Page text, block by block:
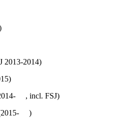
2013-2014)
, incl. FSJ)
(2015- )